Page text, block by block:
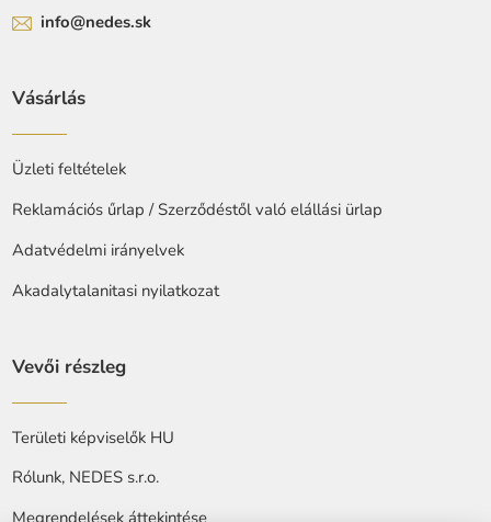
info@nedes.sk
Vásárlás
Üzleti feltételek
Reklamációs űrlap / Szerződéstől való elállási ürlap
Adatvédelmi irányelvek
Akadalytalanitasi nyilatkozat
Vevői részleg
Területi képviselők HU
Rólunk, NEDES s.r.o.